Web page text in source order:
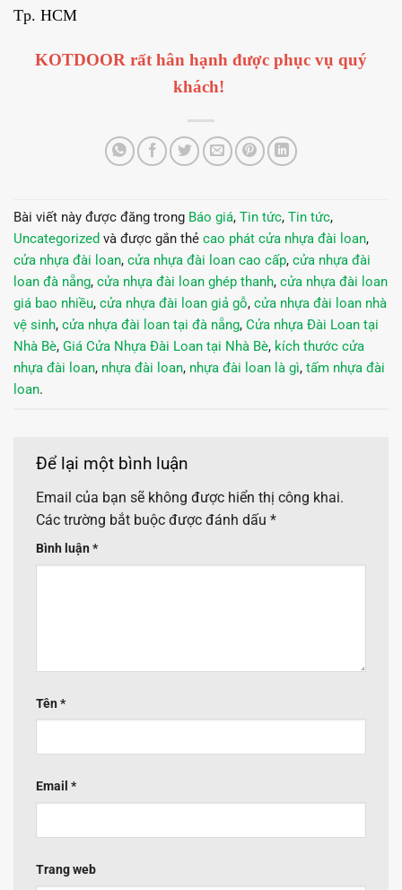
Tp. HCM
KOTDOOR rất hân hạnh được phục vụ quý
khách!
Bài viết này được đăng trong Báo giá, Tin tức, Tin tức,
Uncategorized và được gắn thẻ cao phát cửa nhựa đài loan,
cửa nhựa đài loan, cửa nhựa đài loan cao cấp, cửa nhựa đài
loan đà nẵng, cửa nhựa đài loan ghép thanh, cửa nhựa đài loan
giá bao nhiều, cửa nhựa đài loan giả gỗ, cửa nhựa đài loan nhà
vệ sinh, cửa nhựa đài loan tại đà nẵng, Cửa nhựa Đài Loan tại
Nhà Bè, Giá Cửa Nhựa Đài Loan tại Nhà Bè, kích thước cửa
nhựa đài loan, nhựa đài loan, nhựa đài loan là gì, tấm nhựa đài
loan.
Để lại một bình luận
Email của bạn sẽ không được hiển thị công khai.
Các trường bắt buộc được đánh dấu *
Bình luận *
Tên *
Email *
Trang web